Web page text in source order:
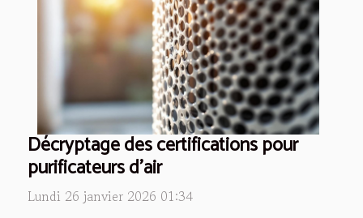
Décryptage des certifications pour
purificateurs d'air
Lundi 26 janvier 2026 01:34